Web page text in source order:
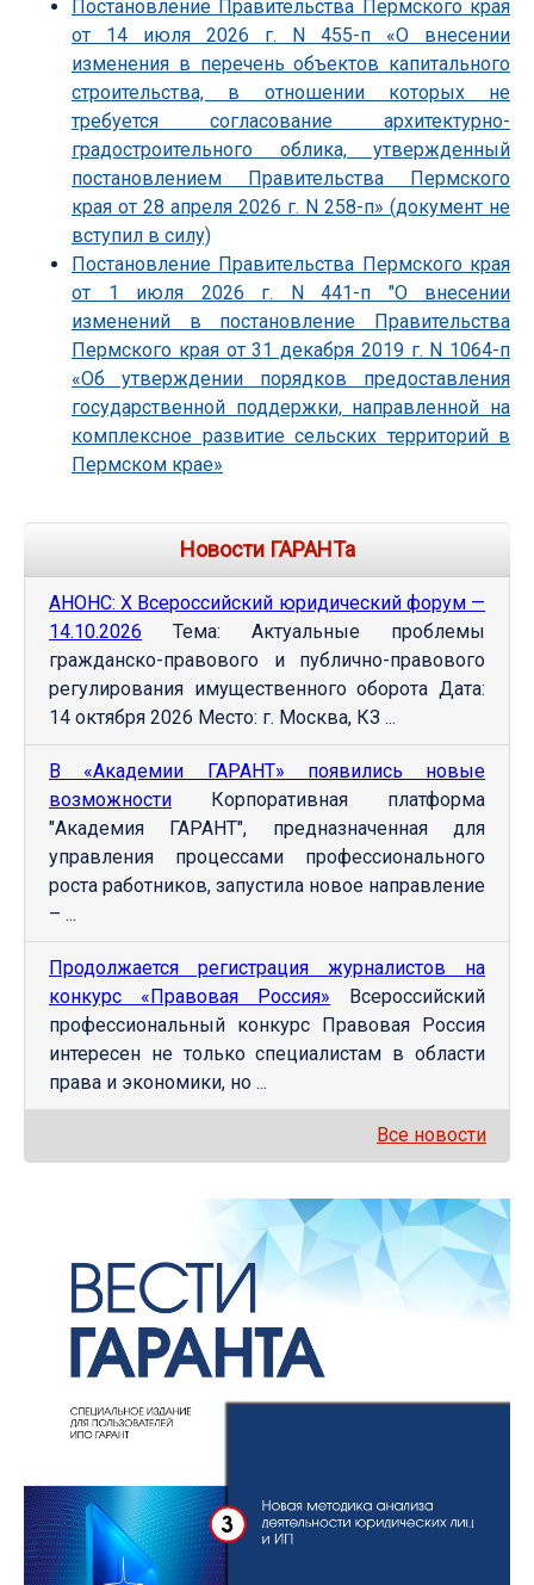
Постановление Правительства Пермского края
от 14 июля 2026 г. N 455-п «О внесении
изменения в перечень объектов капитального
строительства, в отношении которых не
требуется согласование архитектурно-
градостроительного облика, утвержденный
постановлением Правительства Пермского
края от 28 апреля 2026 г. N 258-п» (документ не
вступил в силу)
Постановление Правительства Пермского края
от 1 июля 2026 г. N 441-п "О внесении
изменений в постановление Правительства
Пермского края от 31 декабря 2019 г. N 1064-п
«Об утверждении порядков предоставления
государственной поддержки, направленной на
комплексное развитие сельских территорий в
Пермском крае»
Новости ГАРАНТа
АНОНС: Х Всероссийский юридический форум —
14.10.2026 Тема: Актуальные проблемы
гражданско-правового и публично-правового
регулирования имущественного оборота Дата:
14 октября 2026 Место: г. Москва, КЗ ...
В «Академии ГАРАНТ» появились новые
возможности Корпоративная платформа
"Академия ГАРАНТ", предназначенная для
управления процессами профессионального
роста работников, запустила новое направление
– ...
Продолжается регистрация журналистов на
конкурс «Правовая Россия» Всероссийский
профессиональный конкурс Правовая Россия
интересен не только специалистам в области
права и экономики, но ...
Все новости